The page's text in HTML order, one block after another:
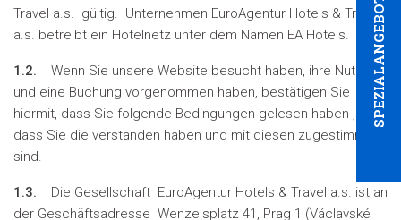
SPEZIALANGEBOTE
Travel a.s. gültig. Unternehmen EuroAgentur Hotels & Travel
a.s. betreibt ein Hotelnetz unter dem Namen EA Hotels.
1.2. Wenn Sie unsere Website besucht haben, ihre Nutzung
und eine Buchung vorgenommen haben, bestätigen Sie
hiermit, dass Sie folgende Bedingungen gelesen haben ,
dass Sie die verstanden haben und mit diesen zugestimmt
sind.
1.3. Die Gesellschaft EuroAgentur Hotels & Travel a.s. ist an
der Geschäftsadresse Wenzelsplatz 41, Prag 1 (Václavské